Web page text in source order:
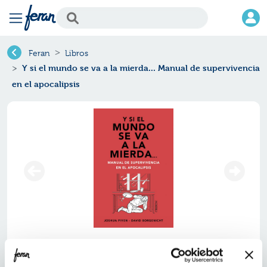
Feran Libros
Y si el mundo se va a la mierda... Manual de supervivencia
en el apocalipsis
Y si el mundo se va a la mierda...